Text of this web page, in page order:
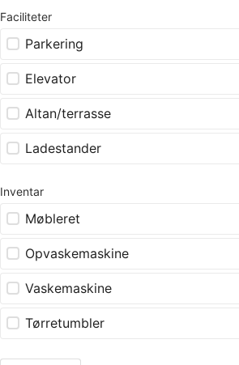
Faciliteter
Parkering
Elevator
Altan/terrasse
Ladestander
Inventar
Møbleret
Opvaskemaskine
Vaskemaskine
Tørretumbler